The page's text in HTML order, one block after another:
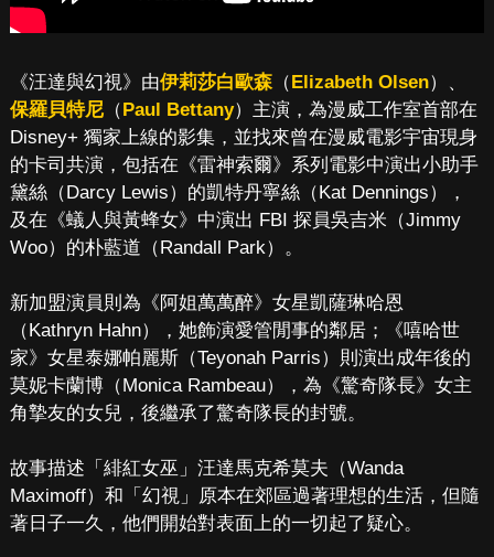
《汪達與幻視》由伊莉莎白歐森（ Elizabeth Olsen）、
保羅貝特尼（ Paul Bettany）主演，為漫威工作室首部在
Disney+ 獨家上線的影集，並找來曾在漫威電影宇宙現身
的卡司共演，包括在《雷神索爾》系列電影中演出小助手
黛絲（Darcy Lewis）的凱特丹寧絲（Kat Dennings），
及在《蟻人與黃蜂女》中演出 FBI 探員吳吉米（Jimmy
Woo）的朴藍道（Randall Park）。
新加盟演員則為《阿姐萬萬醉》女星凱薩琳哈恩
（Kathryn Hahn），她飾演愛管閒事的鄰居；《嘻哈世
家》女星泰娜帕麗斯（Teyonah Parris）則演出成年後的
莫妮卡蘭博（Monica Rambeau），為《驚奇隊長》女主
角摯友的女兒，後繼承了驚奇隊長的封號。
故事描述「緋紅女巫」汪達馬克希莫夫（Wanda
Maximoff）和「幻視」原本在郊區過著理想的生活，但隨
著日子一久，他們開始對表面上的一切起了疑心。